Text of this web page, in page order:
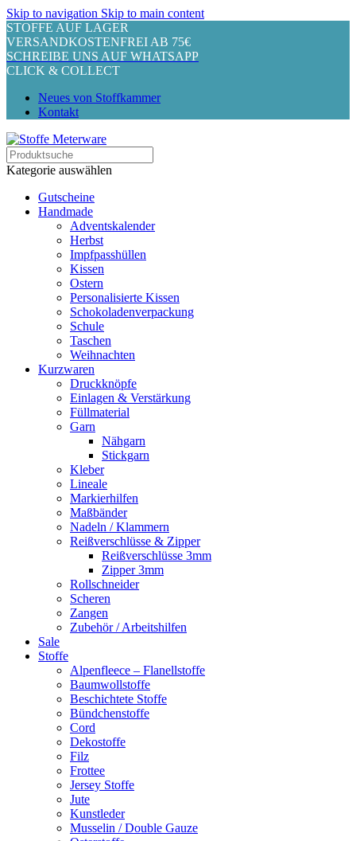
Skip to navigation Skip to main content
STOFFE AUF LAGER
VERSANDKOSTENFREI AB 75€
SCHREIBE UNS AUF WHATSAPP
CLICK & COLLECT
Neues von Stoffkammer
Kontakt
Kategorie auswählen
Gutscheine
Handmade
Adventskalender
Herbst
Impfpasshüllen
Kissen
Ostern
Personalisierte Kissen
Schokoladenverpackung
Schule
Taschen
Weihnachten
Kurzwaren
Druckknöpfe
Einlagen & Verstärkung
Füllmaterial
Garn
Nähgarn
Stickgarn
Kleber
Lineale
Markierhilfen
Maßbänder
Nadeln / Klammern
Reißverschlüsse & Zipper
Reißverschlüsse 3mm
Zipper 3mm
Rollschneider
Scheren
Zangen
Zubehör / Arbeitshilfen
Sale
Stoffe
Alpenfleece – Flanellstoffe
Baumwollstoffe
Beschichtete Stoffe
Bündchenstoffe
Cord
Dekostoffe
Filz
Frottee
Jersey Stoffe
Jute
Kunstleder
Musselin / Double Gauze